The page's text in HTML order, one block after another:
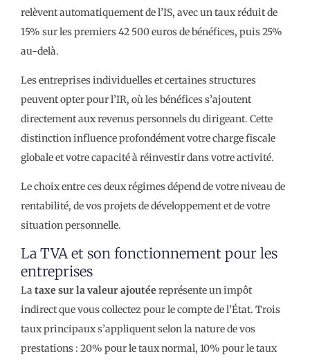
relèvent automatiquement de l’IS, avec un taux réduit de
15% sur les premiers 42 500 euros de bénéfices, puis 25%
au-delà.
Les entreprises individuelles et certaines structures
peuvent opter pour l’IR, où les bénéfices s’ajoutent
directement aux revenus personnels du dirigeant. Cette
distinction influence profondément votre charge fiscale
globale et votre capacité à réinvestir dans votre activité.
Le choix entre ces deux régimes dépend de votre niveau de
rentabilité, de vos projets de développement et de votre
situation personnelle.
La TVA et son fonctionnement pour les
entreprises
La taxe sur la valeur ajoutée représente un impôt
indirect que vous collectez pour le compte de l’État. Trois
taux principaux s’appliquent selon la nature de vos
prestations : 20% pour le taux normal, 10% pour le taux